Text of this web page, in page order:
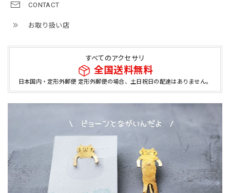
CONTACT
お取り扱い店
すべてのアクセサリ
全国送料無料
日本国内・定形外郵便 定形外郵便の場合、土日祝日の配達はありません。